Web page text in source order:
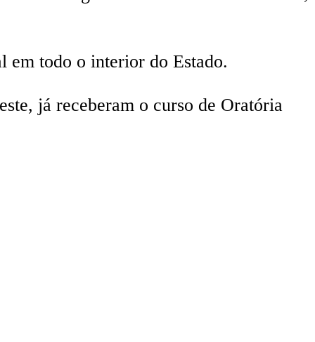
em todo o interior do Estado.
já receberam o curso de Oratória